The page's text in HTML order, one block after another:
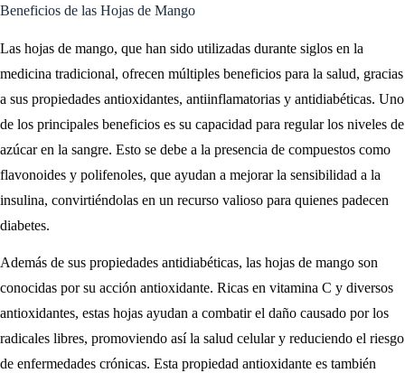
Beneficios de las Hojas de Mango
Las hojas de mango, que han sido utilizadas durante siglos en la
medicina tradicional, ofrecen múltiples beneficios para la salud, gracias
a sus propiedades antioxidantes, antiinflamatorias y antidiabéticas. Uno
de los principales beneficios es su capacidad para regular los niveles de
azúcar en la sangre. Esto se debe a la presencia de compuestos como
flavonoides y polifenoles, que ayudan a mejorar la sensibilidad a la
insulina, convirtiéndolas en un recurso valioso para quienes padecen
diabetes.
Además de sus propiedades antidiabéticas, las hojas de mango son
conocidas por su acción antioxidante. Ricas en vitamina C y diversos
antioxidantes, estas hojas ayudan a combatir el daño causado por los
radicales libres, promoviendo así la salud celular y reduciendo el riesgo
de enfermedades crónicas. Esta propiedad antioxidante es también